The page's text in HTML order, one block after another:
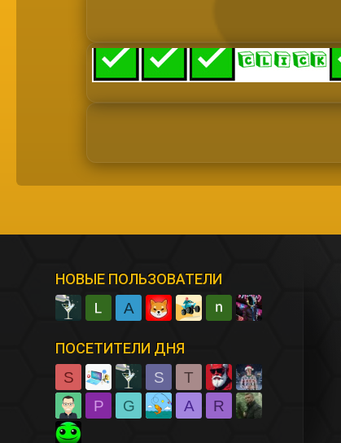
НОВЫЕ ПОЛЬЗОВАТЕЛИ
A
ПОСЕТИТЕЛИ ДНЯ
S S
T
P
G A R